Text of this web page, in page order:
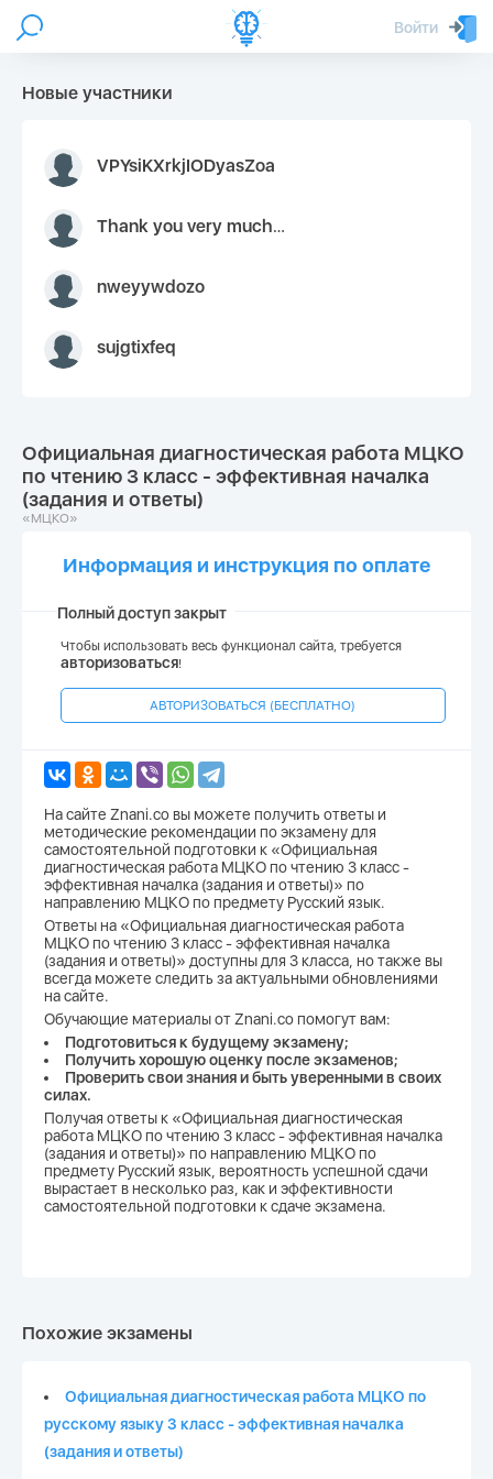
Войти
Новые участники
VPYsiKXrkjIODyasZoa
Thank you very much for your inquiry We appreciate you 9126052 https://youtube.com faceapple !
nweyywdozo
sujgtixfeq
Официальная диагностическая работа МЦКО
по чтению 3 класс - эффективная началка
(задания и ответы)
«МЦКО»
Информация и инструкция по оплате
Полный доступ закрыт
Чтобы использовать весь функционал сайта, требуется
авторизоваться!
АВТОРИЗОВАТЬСЯ (БЕСПЛАТНО)
На сайте Znani.co вы можете получить ответы и
методические рекомендации по экзамену для
самостоятельной подготовки к «Официальная
диагностическая работа МЦКО по чтению 3 класс -
эффективная началка (задания и ответы)» по
направлению МЦКО по предмету Русский язык.
Ответы на «Официальная диагностическая работа
МЦКО по чтению 3 класс - эффективная началка
(задания и ответы)» доступны для 3 класса, но также вы
всегда можете следить за актуальными обновлениями
на сайте.
Обучающие материалы от Znani.co помогут вам:
Подготовиться к будущему экзамену;
Получить хорошую оценку после экзаменов;
Проверить свои знания и быть уверенными в своих
силах.
Получая ответы к «Официальная диагностическая
работа МЦКО по чтению 3 класс - эффективная началка
(задания и ответы)» по направлению МЦКО по
предмету Русский язык, вероятность успешной сдачи
вырастает в несколько раз, как и эффективности
самостоятельной подготовки к сдаче экзамена.
Похожие экзамены
Официальная диагностическая работа МЦКО по
русскому языку 3 класс - эффективная началка
(задания и ответы)